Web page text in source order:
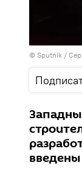
© Sputnik /
введены